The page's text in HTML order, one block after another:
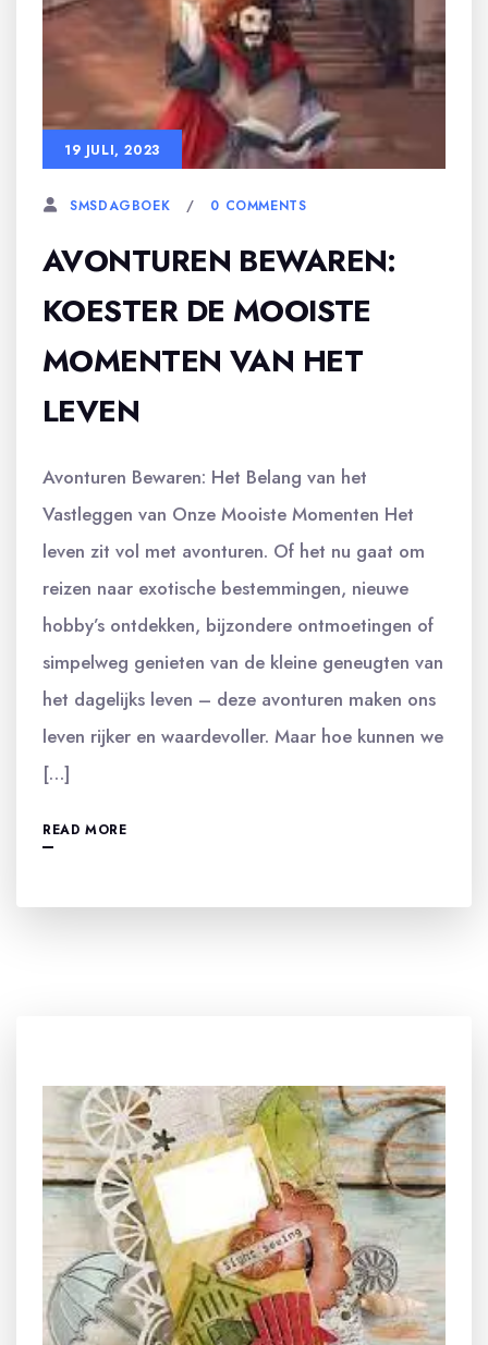
19 JULI, 2023
SMSDAGBOEK 0 COMMENTS
AVONTUREN BEWAREN:
KOESTER DE MOOISTE
MOMENTEN VAN HET
LEVEN
Avonturen Bewaren: Het Belang van het
Vastleggen van Onze Mooiste Momenten Het
leven zit vol met avonturen. Of het nu gaat om
reizen naar exotische bestemmingen, nieuwe
hobby’s ontdekken, bijzondere ontmoetingen of
simpelweg genieten van de kleine geneugten van
het dagelijks leven – deze avonturen maken ons
leven rijker en waardevoller. Maar hoe kunnen we
[…]
READ MORE